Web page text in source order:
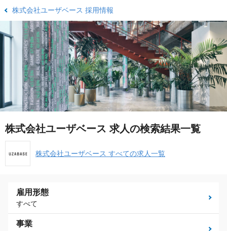
株式会社ユーザベース 採用情報
株式会社ユーザベース 求人の検索結果一覧
株式会社ユーザベース すべての求人一覧
雇用形態
すべて
事業